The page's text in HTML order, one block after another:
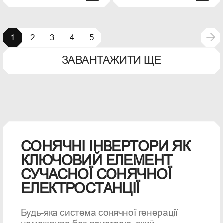
1 2 3 4 5
ЗАВАНТАЖИТИ ЩЕ
СОНЯЧНІ ІНВЕРТОРИ ЯК
КЛЮЧОВИЙ ЕЛЕМЕНТ
СУЧАСНОЇ СОНЯЧНОЇ
ЕЛЕКТРОСТАНЦІЇ
Будь-яка система сонячної генерації